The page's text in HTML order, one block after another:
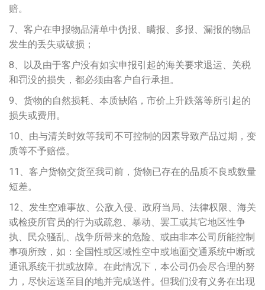
赔。
7、客户在申报物品清单中伪报、瞒报、多报、漏报的物品
发生的丢失或破损；
8、以及由于客户没有如实申报引起的海关要求退运、关税
和罚没的损失，都必须由客户自行承担。
9、货物的自然损耗、本质缺陷，市价上升跌落等所引起的
损失或费用。
10、由与清关时效等我司不可控制的因素导致产品过期，变
质等不予赔偿。
11、客户货物交货至我司前，货物已存在的品质不良或数量
短差。
12、发生空难事故、公敌入侵、政府当局、法律权限、海关
或检疫所官员的行为或疏忽、暴动、罢工或其它地区性争
执、民众骚乱、战争所带来的危险、或由非本公司所能控制
事项所致，如：全国性或区域性空中或地面交通系统中断或
通讯系统干扰或故障。在此情况下，本公司仍会尽合理的努
力，尽快运送至目的地并完成送件。但我们没有义务在出现